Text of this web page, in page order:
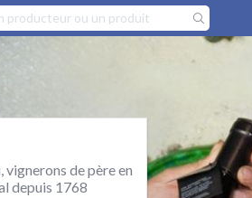
de père en
depuis 1768